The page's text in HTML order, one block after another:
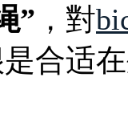
” ，對
合适